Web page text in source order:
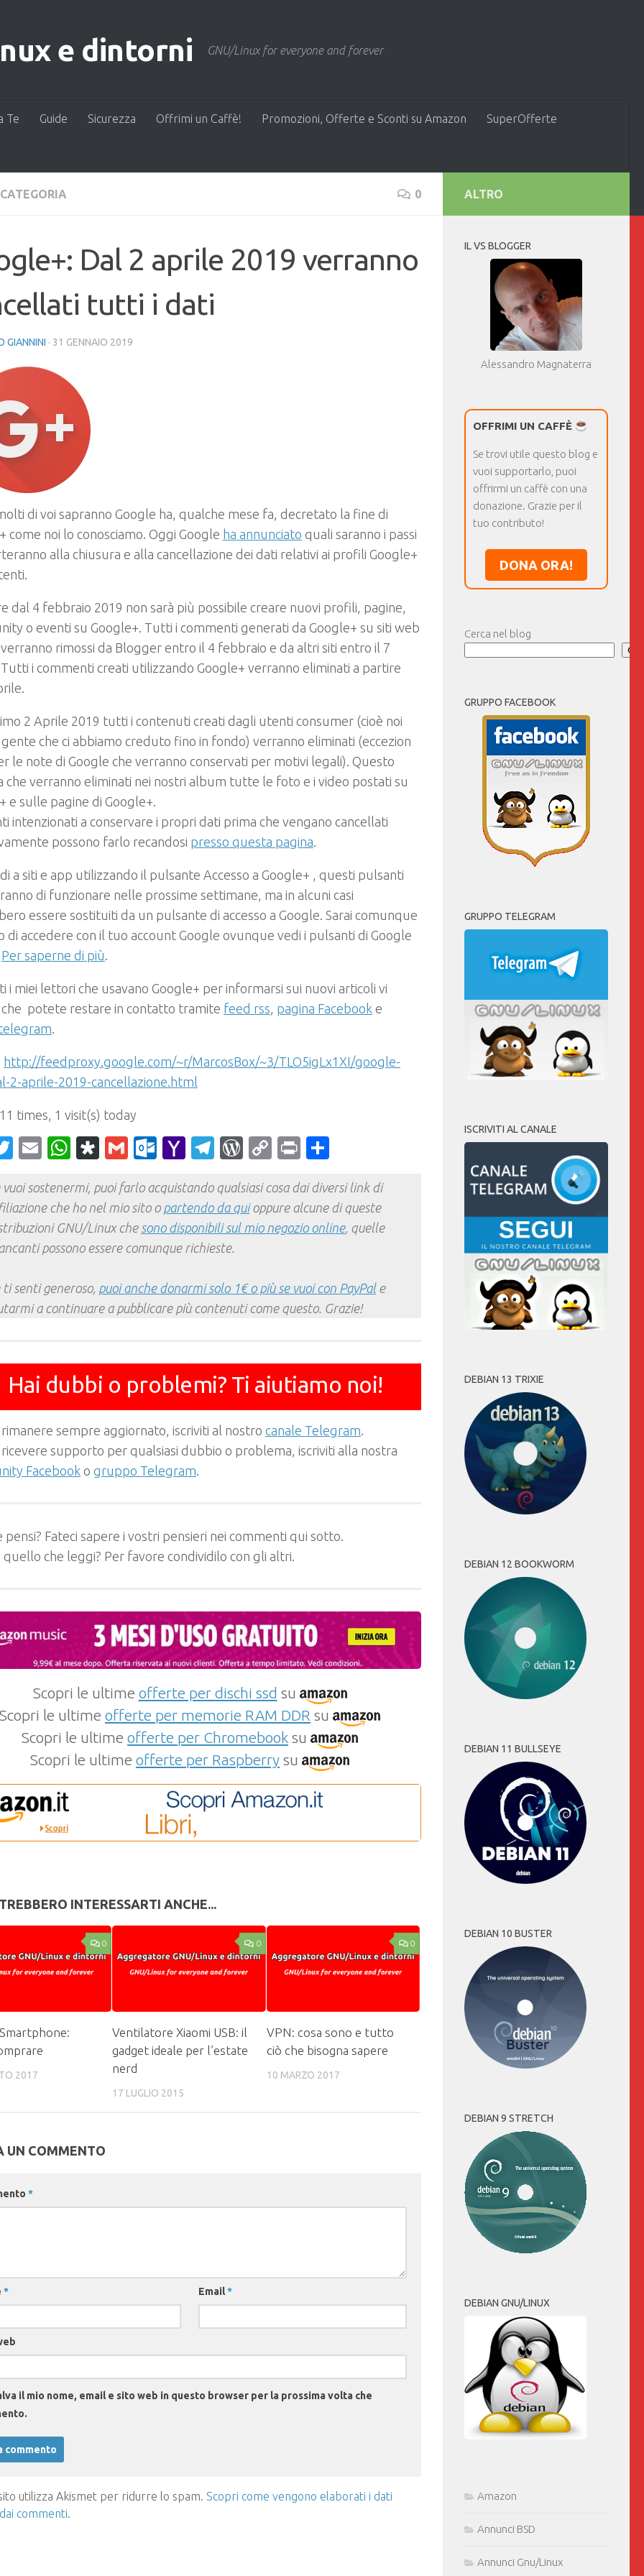
e dintorni GNU/Linux for everyone and forever
Te Guide Sicurezza Offrimi un Caffè! Promozioni, Offerte e Sconti su Amazon SuperOfferte
0
Dal 2 aprile 2019 verranno
tutti i dati
GIANNINI · 31 GENNAIO 2019
di voi sapranno Google ha, qualche mese fa, decretato la fine di
come noi lo conosciamo. Oggi Google ha annunciato quali saranno i passi
alla chiusura e alla cancellazione dei dati relativi ai profili Google+
dal 4 febbraio 2019 non sarà più possibile creare nuovi profili, pagine,
o eventi su Google+. Tutti i commenti generati da Google+ su siti web
rimossi da Blogger entro il 4 febbraio e da altri siti entro il 7
i commenti creati utilizzando Google+ verranno eliminati a partire
2 Aprile 2019 tutti i contenuti creati dagli utenti consumer (cioè noi
che ci abbiamo creduto fino in fondo) verranno eliminati (eccezion
le note di Google che verranno conservati per motivi legali). Questo
che verranno eliminati nei nostri album tutte le foto e i video postati su
e sulle pagine di Google+.
intenzionati a conservare i propri dati prima che vengano cancellati
possono farlo recandosi presso questa pagina.
a siti e app utilizzando il pulsante Accesso a Google+ , questi pulsanti
di funzionare nelle prossime settimane, ma in alcuni casi
essere sostituiti da un pulsante di accesso a Google. Sarai comunque
di accedere con il tuo account Google ovunque vedi i pulsanti di Google
Per saperne di più.
i miei lettori che usavano Google+ per informarsi sui nuovi articoli vi
potete restare in contatto tramite feed rss, pagina Facebook e
.
http://feedproxy.google.com/~r/MarcosBox/~3/TLO5igLx1XI/google-
2-aprile-2019-cancellazione.html
times, 1 visit(s) today
Twitter
EmailWhatsApp
Diaspora
GmailOutlook.com
YahooTelegram
WordPress
CopyPrint
vuoi sostenermi, puoi farlo acquistando qualsiasi cosa dai diversi link di
che ho nel mio sito o partendo da quioppure alcune di queste
GNU/Linux che sono disponibili sul mio negozio online, quelle
possono essere comunque richieste.
ti senti generoso, puoi anche donarmi solo 1€ o più se vuoi con PayPale
a continuare a pubblicare più contenuti come questo. Grazie!
Hai dubbi o problemi? Ti aiutiamo noi!
rimanere sempre aggiornato, iscriviti al nostro canale Telegram.
ricevere supporto per qualsiasi dubbio o problema, iscriviti alla nostra
Facebook o gruppo Telegram.
pensi? Fateci sapere i vostri pensieri nei commenti qui sotto.
quello che leggi? Per favore condividilo con gli altri.
Scopri le ultime offerte per dischi ssd su
Scopri le ultime offerte per memorie RAM DDR su
Scopri le ultime offerte per Chromebook su
Scopri le ultime offerte per Raspberry su
INTERESSARTI ANCHE...
0
2017
0
Ventilatore Xiaomi USB: il
gadget ideale per l’estate
nerd
17 LUGLIO 2015
0
VPN: cosa sono e tutto
ciò che bisogna sapere
10 MARZO 2017
UN COMMENTO
*
* Email*
il mio nome, email e sito web in questo browser per la prossima volta che
utilizza Akismet per ridurre lo spam. Scopri come vengono elaborati i dati
commenti.
ALTRO
IL VS BLOGGER
Alessandro Magnaterra
OFFRIMI UN CAFFÈ
Se trovi utile questo blog e
vuoi supportarlo, puoi
offrirmi un caffè con una
donazione. Grazie per il
tuo contributo!
DONA ORA!
Cerca nel blog
GRUPPO FACEBOOK
GRUPPO TELEGRAM
ISCRIVITI AL CANALE
DEBIAN 13 TRIXIE
DEBIAN 12 BOOKWORM
DEBIAN 11 BULLSEYE
DEBIAN 10 BUSTER
DEBIAN 9 STRETCH
DEBIAN GNU/LINUX
Amazon
Annunci BSD
Annunci Gnu/Linux